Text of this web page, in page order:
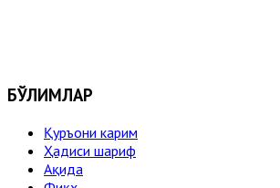
БЎЛИМЛАР
Қуръони карим
Ҳадиси шариф
Ақида